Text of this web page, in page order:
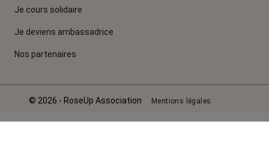
Je cours solidaire
Je deviens ambassadrice
Nos partenaires
© 2026 - RoseUp Association Mentions légales